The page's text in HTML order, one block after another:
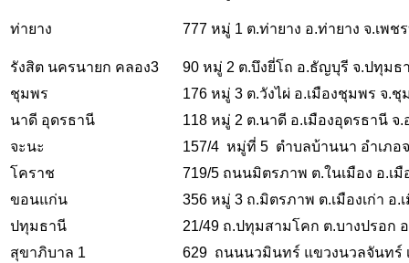
ท่ายาง 777 หมู่ 1 ต.ท่ายาง อ.ท่ายาง จ.เพช
รังสิต นครนายก คลอง3
90 หมู่ 2 ต.บึงยี่โถ อ.ธัญบุรี จ.ปทุมธ
ชุมพร
176 หมู่ 3 ต.วังไผ่ อ.เมืองชุมพร จ.ชุ
นาดี อุดรธานี
118 หมู่ 2 ต.นาดี อ.เมืองอุดรธานี จ
จะนะ
157/4 หมู่ที่ 5 ตำบลบ้านนา อำเภอ
โคราช
719/5 ถนนมิตรภาพ ต.ในเมือง อ.เ
ขอนแก่น
356 หมู่ 3 ถ.มิตรภาพ ต.เมืองเก่า อ.
ปทุมธานี
21/49 ถ.ปทุมสามโคก ต.บางปรอก
สุขาภิบาล 1
629 ถนนนวมินทร์ แขวงนวลจันทร์